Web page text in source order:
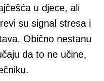
u djece, ali
su signal stresa i
Obično nestanu
da to ne učine,